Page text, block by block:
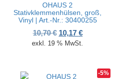
OHAUS 2
Stativklemmenhülsen, groß,
Vinyl | Art.-Nr.: 30400255
10,70€ Ursprünglicher
10,17 €
exkl. 19 % MwSt.
-5%